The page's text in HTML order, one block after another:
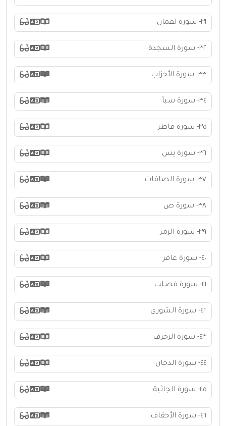
٣١- سورة لقمان
٣٢- سورة السجدة
٣٣- سورة الأحزاب
٣٤- سورة سبأ
٣٥- سورة فاطر
٣٦- سورة يس
٣٧- سورة الصافات
٣٨- سورة ص
٣٩- سورة الزمر
٤٠- سورة غافر
٤١- سورة فصلت
٤٢- سورة الشورى
٤٣- سورة الزخرف
٤٤- سورة الدخان
٤٥- سورة الجاثية
٤٦- سورة الأحقاف